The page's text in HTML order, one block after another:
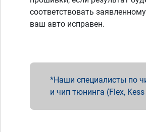
соответствовать
ваш авто исправен.
Наши специалисты по
и чип тюнинга (Flex,